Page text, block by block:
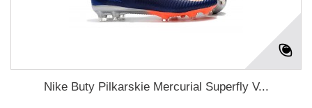
Nike Buty Pilkarskie Mercurial Superfly V...